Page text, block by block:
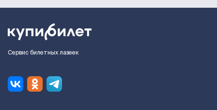
Сервис билетных лазеек